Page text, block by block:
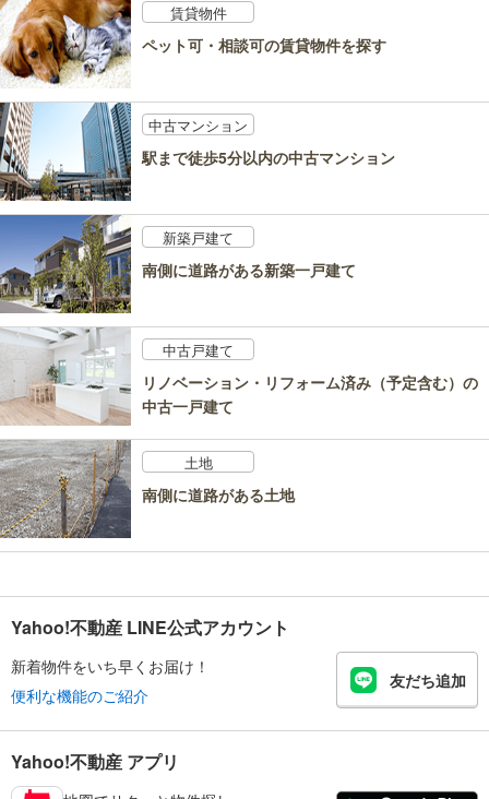
賃貸物件
ペット可・相談可の賃貸物件を探す
中古マンション
駅まで徒歩5分以内の中古マンション
新築戸建て
南側に道路がある新築一戸建て
中古戸建て
リノベーション・リフォーム済み（予定含む）の
中古一戸建て
土地
南側に道路がある土地
Yahoo!不動産 LINE公式アカウント
新着物件をいち早くお届け！
便利な機能のご紹介
友だち追加
Yahoo!不動産 アプリ